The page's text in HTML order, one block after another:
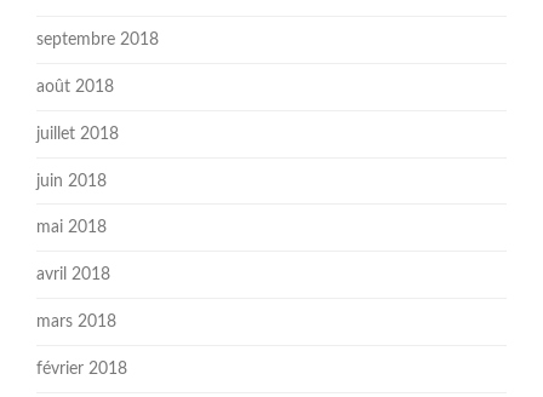
septembre 2018
août 2018
juillet 2018
juin 2018
mai 2018
avril 2018
mars 2018
février 2018